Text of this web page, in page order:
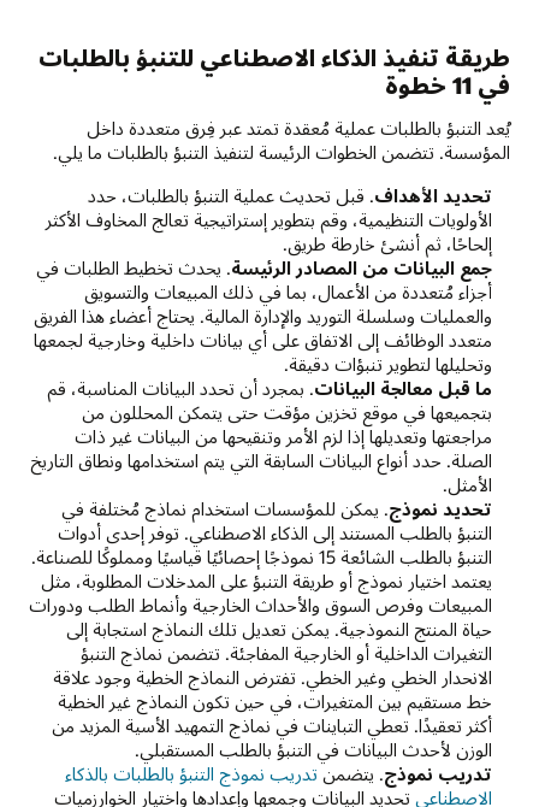
طريقة تنفيذ الذكاء الاصطناعي للتنبؤ بالطلبات
في 11 خطوة
يُعد التنبؤ بالطلبات عملية مُعقدة تمتد عبر فِرق متعددة داخل
المؤسسة. تتضمن الخطوات الرئيسة لتنفيذ التنبؤ بالطلبات ما يلي.
تحديد الأهداف. قبل تحديث عملية التنبؤ بالطلبات، حدد
الأولويات التنظيمية، وقم بتطوير إستراتيجية تعالج المخاوف الأكثر
إلحاحًا، ثم أنشئ خارطة طريق.
جمع البيانات من المصادر الرئيسة. يحدث تخطيط الطلبات في
أجزاء مُتعددة من الأعمال، بما في ذلك المبيعات والتسويق
والعمليات وسلسلة التوريد والإدارة المالية. يحتاج أعضاء هذا الفريق
متعدد الوظائف إلى الاتفاق على أي بيانات داخلية وخارجية لجمعها
وتحليلها لتطوير تنبؤات دقيقة.
ما قبل معالجة البيانات. بمجرد أن تحدد البيانات المناسبة، قم
بتجميعها في موقع تخزين مؤقت حتى يتمكن المحللون من
مراجعتها وتعديلها إذا لزم الأمر وتنقيحها من البيانات غير ذات
الصلة. حدد أنواع البيانات السابقة التي يتم استخدامها ونطاق التاريخ
الأمثل.
تحديد نموذج. يمكن للمؤسسات استخدام نماذج مُختلفة في
التنبؤ بالطلب المستند إلى الذكاء الاصطناعي. توفر إحدى أدوات
التنبؤ بالطلب الشائعة 15 نموذجًا إحصائيًا قياسيًا ومملوكًا للصناعة.
يعتمد اختيار نموذج أو طريقة التنبؤ على المدخلات المطلوبة، مثل
المبيعات وفرص السوق والأحداث الخارجية وأنماط الطلب ودورات
حياة المنتج النموذجية. يمكن تعديل تلك النماذج استجابة إلى
التغيرات الداخلية أو الخارجية المفاجئة. تتضمن نماذج التنبؤ
الانحدار الخطي وغير الخطي. تفترض النماذج الخطية وجود علاقة
خط مستقيم بين المتغيرات، في حين تكون النماذج غير الخطية
أكثر تعقيدًا. تعطي التباينات في نماذج التمهيد الأسية المزيد من
الوزن لأحدث البيانات في التنبؤ بالطلب المستقبلي.
تدريب نموذج. يتضمن تدريب نموذج التنبؤ بالطلبات بالذكاء
الاصطناعيتحديد البيانات وجمعها وإعدادها واختيار الخوارزميات